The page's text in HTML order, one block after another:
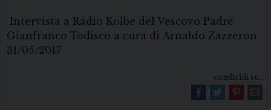
Intervista a Radio Kolbe del Vescovo Padre
Gianfranco Todisco a cura di Arnaldo Zazzeron
31/05/2017
condividi su...